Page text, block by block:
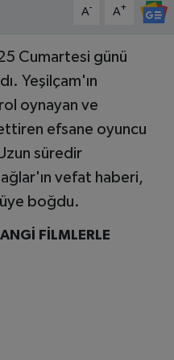
A- A+
Cumartesi günü
Yeşilçam'ın
oynayan ve
efsane oyuncu
süredir
vefat haberi,
boğdu.
FİLMLERLE